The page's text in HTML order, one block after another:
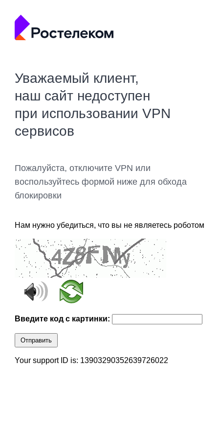
Уважаемый клиент,
наш сайт недоступен
при использовании VPN
сервисов
Пожалуйста, отключите VPN или
воспользуйтесь формой ниже для обхода
блокировки
Нам нужно убедиться, что вы не являетесь роботом
Введите код с картинки:
Отправить
Your support ID is: 13903290352639726022